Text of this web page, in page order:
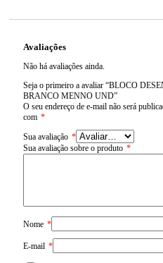
Avaliações
Não há avaliações ainda.
Seja o primeiro a avaliar “BLOCO
BRANCO MENNO UND”
O seu endereço de e-mail não será
com *
Sua avaliação *
Sua avaliação sobre o produto *
Nome *
E-mail *